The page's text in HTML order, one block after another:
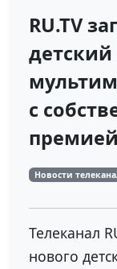
RU.TV
детский
с
премией
Новости
Телеканал
нового